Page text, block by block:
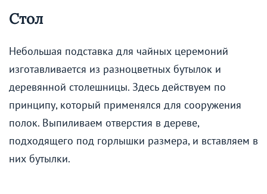
Стол
Небольшая подставка для чайных церемоний
изготавливается из разноцветных бутылок и
деревянной столешницы. Здесь действуем по
принципу, который применялся для сооружения
полок. Выпиливаем отверстия в дереве,
подходящего под горлышки размера, и вставляем в
них бутылки.